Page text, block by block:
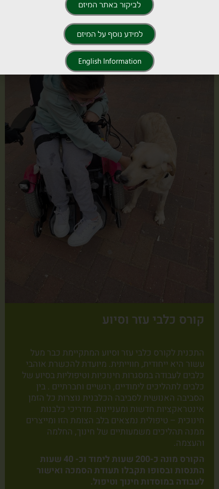
קורס כלבי עזר וסיוע
התכנית לקורס כלבי עזר וסיוע המתקיימת כבר מעל
עשור היא ייחודית, חווייתית. מיועדת להכשרת אוהבי
כלבים לעבודה במסגרות חינוכיות וטיפוליות בסיוע של
כלבים לתהליכים לימודיים, רגשיים וחברתיים . בין
הסביבה האנושית לסביבה הכלבנית נוצרות כל הזמן
אינטראקציות חדשות ומעניינות. מדריכי כלבנות
חינוכית – טיפולית נמצאים בלב הצומת הזו ומייצרים
ממנה תהליכים משמעותיים של חינוך, החלמה
והעצמה.
הקורס מונה כ-200 שעות לימוד וכ- 40 שעות
התנסות ובסופו תקבלו תעודת הסמכה ואישור
לעבודה במוסדות חינוך וטיפול.
לביקור באתר המיזם
למידע נוסף על המיזם
English Information